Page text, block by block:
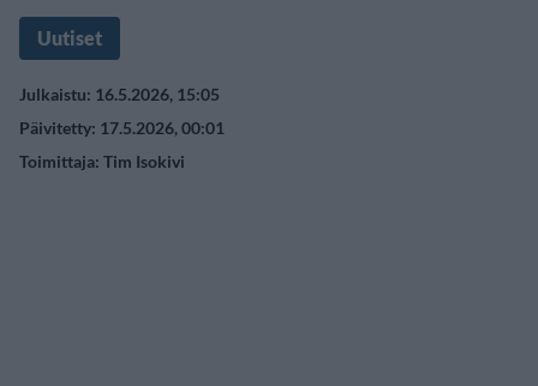
Uutiset
Julkaistu: 16.5.2026, 15:05
Päivitetty: 17.5.2026, 00:01
Toimittaja: Tim Isokivi